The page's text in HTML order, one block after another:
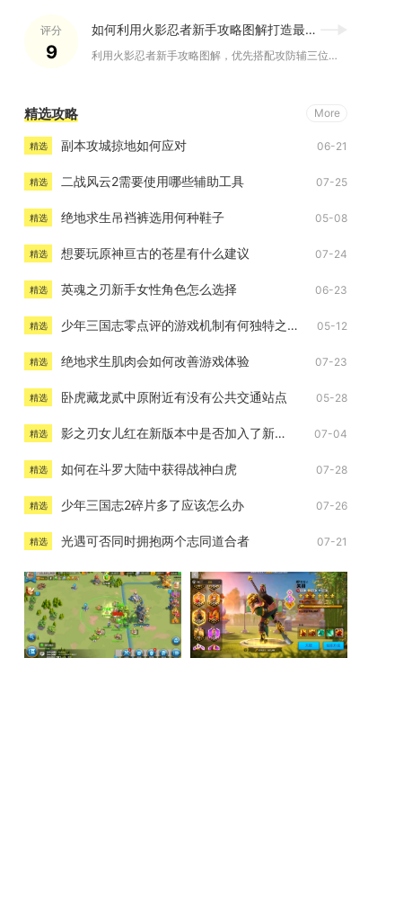
评分
9
如何利用火影忍者新手攻略图解打造最强阵容
利用火影忍者新手攻略图解，优先搭配攻防辅三位一体、技能联动顺...
精选攻略 More
精选 副本攻城掠地如何应对 06-21
精选 二战风云2需要使用哪些辅助工具 07-25
精选 绝地求生吊裆裤选用何种鞋子 05-08
精选 想要玩原神亘古的苍星有什么建议 07-24
精选 英魂之刃新手女性角色怎么选择 06-23
精选 少年三国志零点评的游戏机制有何独特之处 05-12
精选 绝地求生肌肉会如何改善游戏体验 07-23
精选 卧虎藏龙贰中原附近有没有公共交通站点 05-28
精选 影之刃女儿红在新版本中是否加入了新装备 07-04
精选 如何在斗罗大陆中获得战神白虎 07-28
精选 少年三国志2碎片多了应该怎么办 07-26
精选 光遇可否同时拥抱两个志同道合者 07-21